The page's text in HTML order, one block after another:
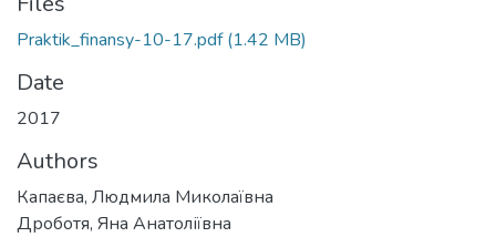
Praktik_finansy-10-17.pdf(1.42 MB)
Date
2017
Authors
Капаєва, Людмила Миколаївна
Дроботя, Яна Анатоліївна